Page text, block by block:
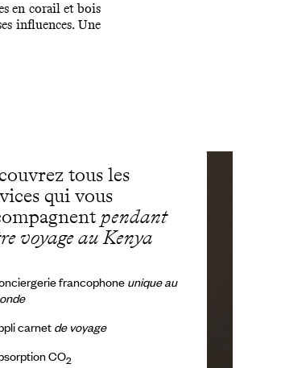
en corail et bois
influences. Une
tous les
qui vous
pendant
voyage au Kenya
francophone unique au
carnetde voyage
CO2